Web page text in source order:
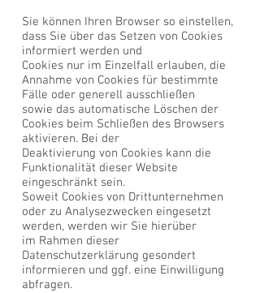
Sie können Ihren Browser so einstellen,
dass Sie über das Setzen von Cookies
informiert werden und
Cookies nur im Einzelfall erlauben, die
Annahme von Cookies für bestimmte
Fälle oder generell ausschließen
sowie das automatische Löschen der
Cookies beim Schließen des Browsers
aktivieren. Bei der
Deaktivierung von Cookies kann die
Funktionalität dieser Website
eingeschränkt sein.
Soweit Cookies von Drittunternehmen
oder zu Analysezwecken eingesetzt
werden, werden wir Sie hierüber
im Rahmen dieser
Datenschutzerklärung gesondert
informieren und ggf. eine Einwilligung
abfragen.